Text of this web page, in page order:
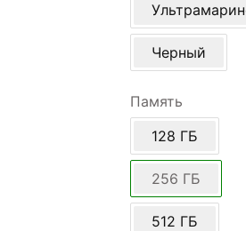
Черный
Память
128 ГБ
256 ГБ
512 ГБ